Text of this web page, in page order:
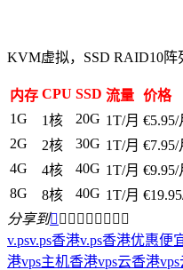
KVM虚拟，SSD RAID10阵
内存 CPU SSD 流量 价格
1G
1核 20G 1T/月 €5.95/
2G
2核 30G 1T/月 €7.95/
4G
4核 40G 1T/月 €9.95/
8G
8核 40G 1T/月
分享到        
v.psv.ps香港v.ps香港优惠便
港vps主机香港vps云香港